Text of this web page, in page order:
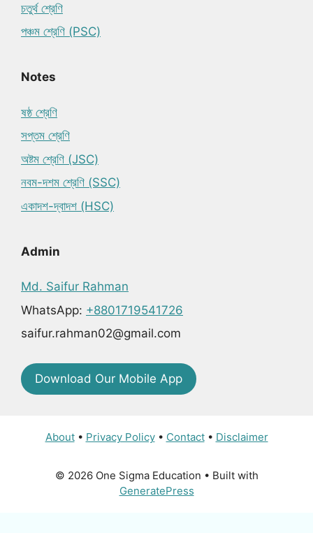
চতুর্থ শ্রেণি
পঞ্চম শ্রেণি (PSC)
Notes
ষষ্ঠ শ্রেণি
সপ্তম শ্রেণি
অষ্টম শ্রেণি (JSC)
নবম-দশম শ্রেণি (SSC)
একাদশ-দ্বাদশ (HSC)
Admin
Md. Saifur Rahman
WhatsApp: +8801719541726
saifur.rahman02@gmail.com
Download Our Mobile App
About• Privacy Policy• Contact• Disclaimer
© 2026 One Sigma Education • Built with
GeneratePress